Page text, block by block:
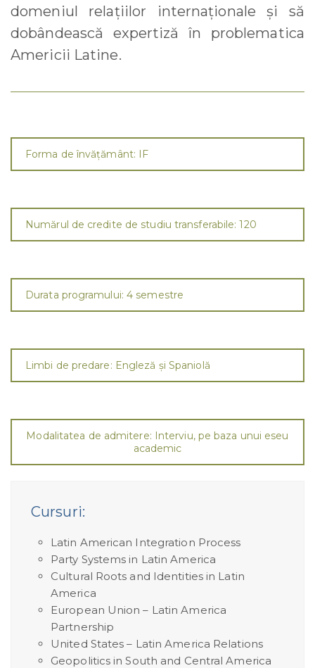
domeniul relaţiilor internaţionale şi să
dobândească expertiză în problematica
Americii Latine.
Forma de învăţământ: IF
Numărul de credite de studiu transferabile: 120
Durata programului: 4 semestre
Limbi de predare: Engleză și Spaniolă
Modalitatea de admitere: Interviu, pe baza unui eseu
academic
Cursuri:
Latin American Integration Process
Party Systems in Latin America
Cultural Roots and Identities in Latin
America
European Union – Latin America
Partnership
United States – Latin America Relations
Geopolitics in South and Central America